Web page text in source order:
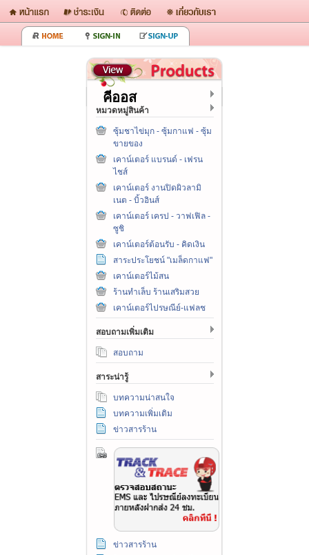
คีออส
หมวดหมู่สินค้า
ซุ้มชาไข่มุก - ซุ้มกาแฟ - ซุ้ม
ขายของ
เคาน์เตอร์ แบรนด์ - เฟรน
ไชส์
เคาน์เตอร์ งานปิดผิวลามิ
เนต - บิ้วอินส์
เคาน์เตอร์ เครป - วาฟเฟิล -
ซูชิ
เคาน์เตอร์ต้อนรับ - คิดเงิน
สาระประโยชน์ "เมล็ดกาแฟ"
เคาน์เตอร์ไม้สน
ร้านทำเล็บ ร้านเสริมสวย
เคาน์เตอร์ไปรษณีย์-แฟลช
สอบถามเพิ่มเติม
สอบถาม
สาระน่ารู้
บทความน่าสนใจ
บทความเพิ่มเติม
ข่าวสารร้าน
ข่าวสารร้าน